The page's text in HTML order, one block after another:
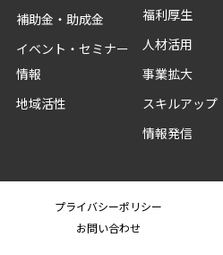
補助金・助成金
イベント・セミナー
情報
地域活性
福利厚生
人材活用
事業拡大
スキルアップ
情報発信
プライバシーポリシー
お問い合わせ